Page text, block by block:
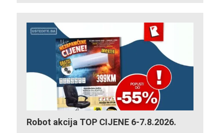
Robot akcija TOP CIJENE 6-7.8.2026.